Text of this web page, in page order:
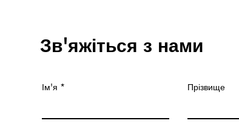
Зв'яжіться з нами
Ім'я Прізвище